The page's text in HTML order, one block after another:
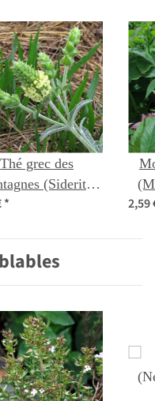
Thé grec des
(Sideritis
bio semences
* 2,59